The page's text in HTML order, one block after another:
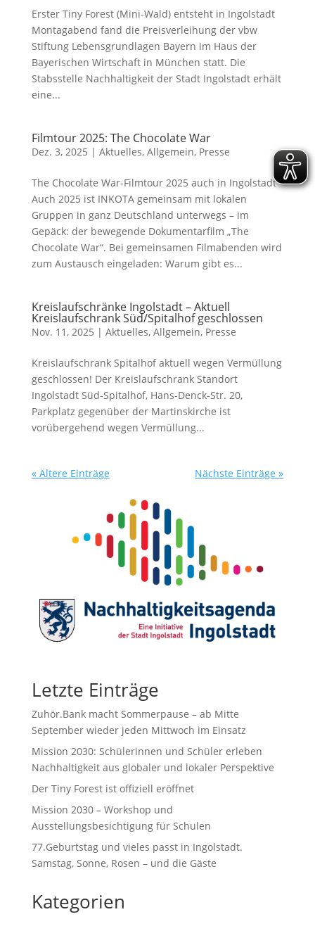
Erster Tiny Forest (Mini-Wald) entsteht in Ingolstadt
Montagabend fand die Preisverleihung der vbw
Stiftung Lebensgrundlagen Bayern im Haus der
Bayerischen Wirtschaft in München statt. Die
Stabsstelle Nachhaltigkeit der Stadt Ingolstadt erhält
eine...
Filmtour 2025: The Chocolate War
Dez. 3, 2025 | Aktuelles, Allgemein, Presse
The Chocolate War-Filmtour 2025 auch in Ingolstadt
Auch 2025 ist INKOTA gemeinsam mit lokalen
Gruppen in ganz Deutschland unterwegs – im
Gepäck: der bewegende Dokumentarfilm „The
Chocolate War“. Bei gemeinsamen Filmabenden wird
zum Austausch eingeladen: Warum gibt es...
Kreislaufschränke Ingolstadt – Aktuell
Kreislaufschrank Süd/Spitalhof geschlossen
Nov. 11, 2025 | Aktuelles, Allgemein, Presse
Kreislaufschrank Spitalhof aktuell wegen Vermüllung
geschlossen! Der Kreislaufschrank Standort
Ingolstadt Süd-Spitalhof, Hans-Denck-Str. 20,
Parkplatz gegenüber der Martinskirche ist
vorübergehend wegen Vermüllung...
« Ältere Einträge Nächste Einträge »
Letzte Einträge
Zuhör.Bank macht Sommerpause – ab Mitte
September wieder jeden Mittwoch im Einsatz
Mission 2030: Schülerinnen und Schüler erleben
Nachhaltigkeit aus globaler und lokaler Perspektive
Der Tiny Forest ist offiziell eröffnet
Mission 2030 – Workshop und
Ausstellungsbesichtigung für Schulen
77.Geburtstag und vieles passt in Ingolstadt.
Samstag, Sonne, Rosen – und die Gäste
Kategorien